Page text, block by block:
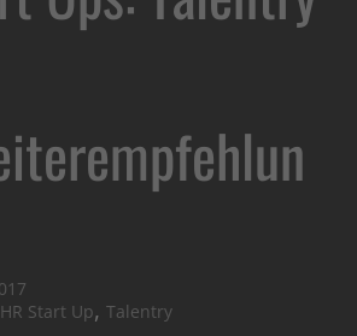
HR Start Up,Talentry